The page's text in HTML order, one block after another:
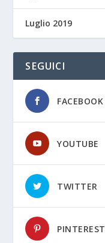
Luglio 2019
SEGUICI
FACEBOOK
YOUTUBE
TWITTER
PINTEREST